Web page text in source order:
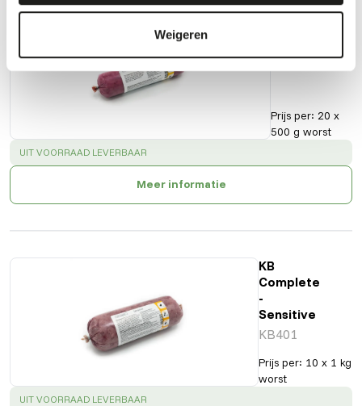
Weigeren
KB Mix -
20040
Prijs per: 20 x
500 g worst
SUCCESS:
UIT VOORRAAD LEVERBAAR
Meer informatie
KB
Complete
-
Sensitive
KB401
Prijs per: 10 x 1 kg
worst
SUCCESS:
UIT VOORRAAD LEVERBAAR